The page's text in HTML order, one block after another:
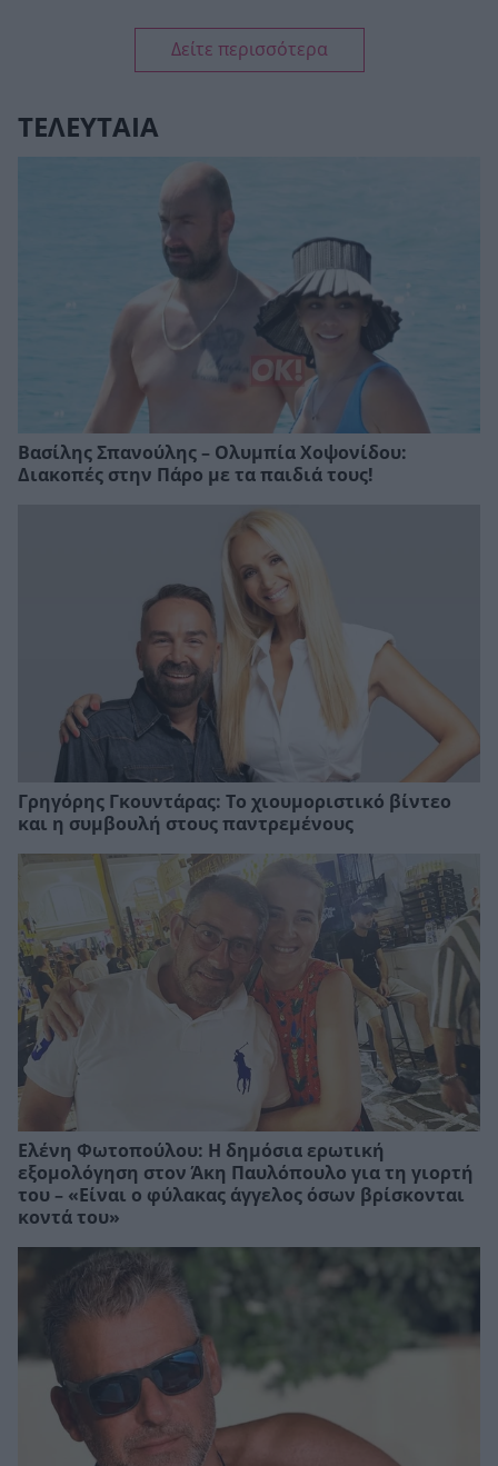
Δείτε περισσότερα
ΤΕΛΕΥΤΑΙΑ
Βασίλης Σπανούλης – Ολυμπία Χοψονίδου:
Διακοπές στην Πάρο με τα παιδιά τους!
Γρηγόρης Γκουντάρας: Το χιουμοριστικό βίντεο
και η συμβουλή στους παντρεμένους
Ελένη Φωτοπούλου: Η δημόσια ερωτική
εξομολόγηση στον Άκη Παυλόπουλο για τη γιορτή
του – «Είναι ο φύλακας άγγελος όσων βρίσκονται
κοντά του»